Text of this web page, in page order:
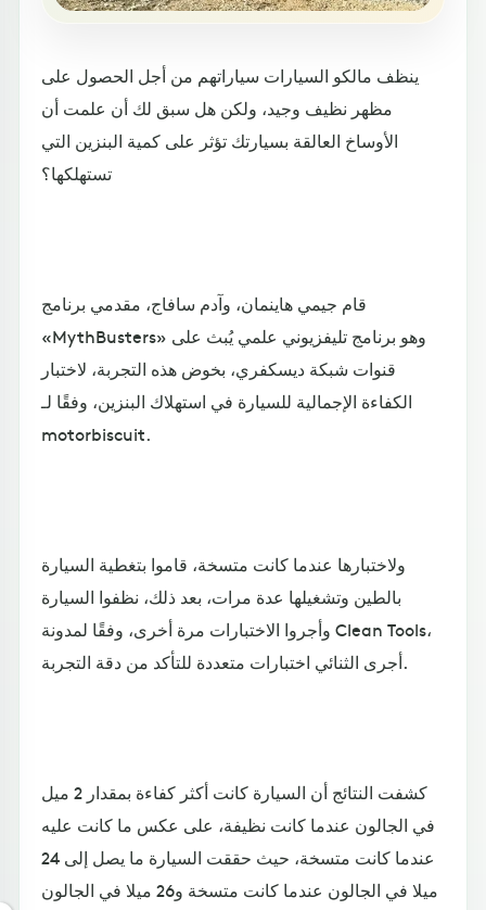
ينظف مالكو السيارات سياراتهم من أجل الحصول على
مظهر نظيف وجيد، ولكن هل سبق لك أن علمت أن
الأوساخ العالقة بسيارتك تؤثر على كمية البنزين التي
تستهلكها؟
قام جيمي هاينمان، وآدم سافاج، مقدمي برنامج
«MythBusters» وهو برنامج تليفزيوني علمي يُبث على
قنوات شبكة ديسكفري، بخوض هذه التجربة، لاختبار
الكفاءة الإجمالية للسيارة في استهلاك البنزين، وفقًا لـ
motorbiscuit.
ولاختبارها عندما كانت متسخة، قاموا بتغطية السيارة
بالطين وتشغيلها عدة مرات، بعد ذلك، نظفوا السيارة
وأجروا الاختبارات مرة أخرى، وفقًا لمدونة Clean Tools،
أجرى الثنائي اختبارات متعددة للتأكد من دقة التجربة.
كشفت النتائج أن السيارة كانت أكثر كفاءة بمقدار 2 ميل
في الجالون عندما كانت نظيفة، على عكس ما كانت عليه
عندما كانت متسخة، حيث حققت السيارة ما يصل إلى 24
ميلا في الجالون عندما كانت متسخة و26 ميلا في الجالون